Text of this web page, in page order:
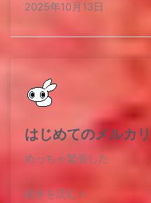
2025年10月13日
はじめてのメルカリ
めっちゃ緊張した
続きを読む »